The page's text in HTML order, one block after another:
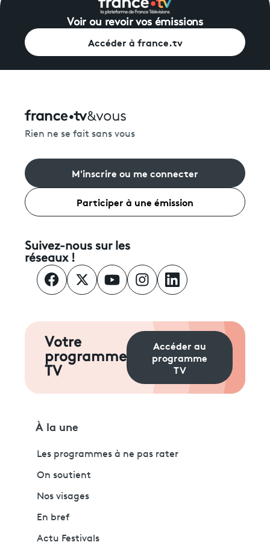
Voir ou revoir vos émissions
Accéder à france.tv
Rien ne se fait sans vous
M'inscrire ou me connecter
Participer à une émission
Suivez-nous sur les
réseaux !
Votre
programme
TV
Accéder au
programme
TV
À la une
Les programmes à ne pas rater
On soutient
Nos visages
En bref
Actu Festivals